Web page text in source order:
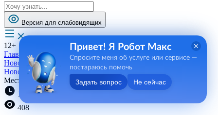
Версия для слабовидящих
12+
Главная
Новости, пресса, события
Новости
Места притяжения
11:52 07.07.2023
408
Привет! Я Робот Макс
Спросите меня об услуге или сервисе —
постараюсь помочь
Задать вопрос Не сейчас